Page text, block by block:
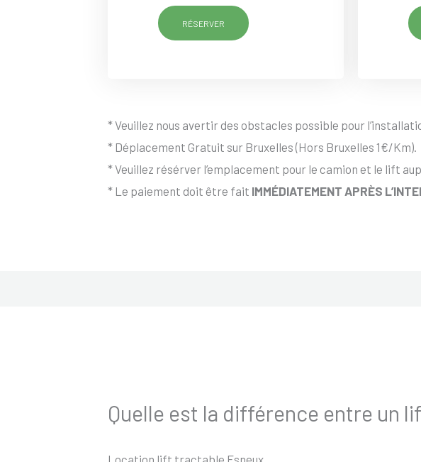
RÉSERVER
* Veuillez nous avertir des obstacles possible pour
* Déplacement Gratuit sur Bruxelles (Hors Bruxelles 1€/Km).
* Veuillez résérver l’emplacement pour le camion et le lift
* Le paiement doit être fait IMMÉDIATEMENT APRÈS
Quelle est la différence entre un